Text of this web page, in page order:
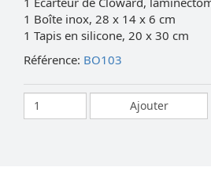
1 Boîte inox, 28 x 14 x 6 cm
1 Tapis en silicone, 20 x 30 cm
Référence: BO103